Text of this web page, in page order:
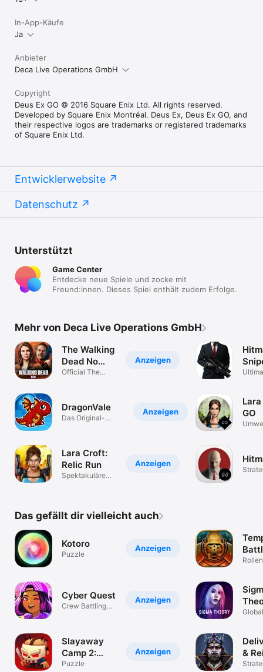
In-App-Käufe
Ja
Anbieter
Deca Live Operations GmbH
Copyright
Deus Ex GO © 2016 Square Enix Ltd. All rights reserved.
Developed by Square Enix Montréal. Deus Ex, Deus Ex GO, and
their respective logos are trademarks or registered trademarks
of Square Enix Ltd.
Entwicklerwebsite
Datenschutz
Unterstützt
Game Center
Entdecke neue Spiele und zocke mit
Freund:innen. Dieses Spiel enthält zudem Erfolge.
Mehr von Deca Live Operations GmbH
Anzeigen
The Walking
Dead No
Man's Land
Official The
Anzeigen
DragonVale
Das Original-
Anzeigen
Lara Croft:
Relic Run
Spektakuläre
GO
Das gefällt dir vielleicht auch
Anzeigen
Kotoro
Puzzle
Anzeigen
Cyber Quest
Crew Battling
Anzeigen
Slayaway
Camp 2:
Puzzle
Puzzle
Elite
&